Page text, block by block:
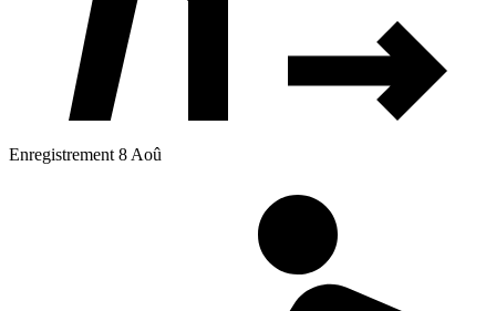
Enregistrement 8 Aoû